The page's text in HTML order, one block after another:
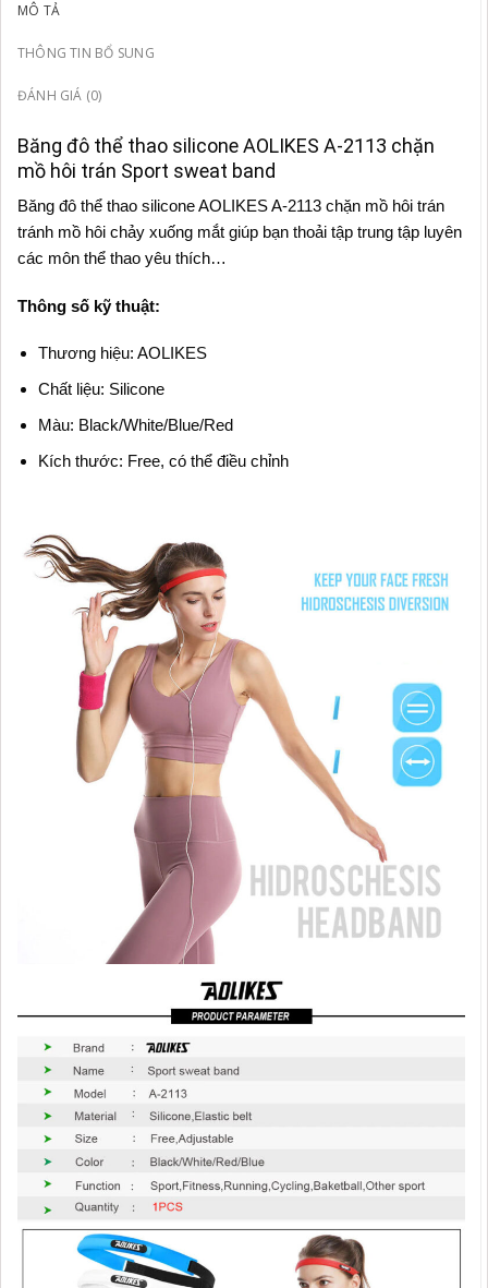
MÔ TẢ
THÔNG TIN BỔ SUNG
ĐÁNH GIÁ (0)
Băng đô thể thao silicone AOLIKES A-2113 chặn
mồ hôi trán Sport sweat band
Băng đô thể thao silicone AOLIKES A-2113 chặn mồ hôi trán
tránh mồ hôi chảy xuống mắt giúp bạn thoải tập trung tập luyên
các môn thể thao yêu thích…
Thông số kỹ thuật:
Thương hiệu: AOLIKES
Chất liệu: Silicone
Màu: Black/White/Blue/Red
Kích thước: Free, có thể điều chỉnh